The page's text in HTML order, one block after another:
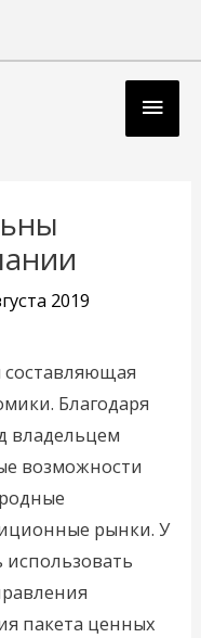
2019
Благодаря
владельцем
возможности
рынки. У
использовать
пакета ценных